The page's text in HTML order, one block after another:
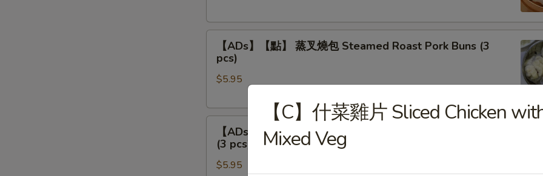
Shrimp
Dumpling
pcs)
【ADs】
【點】
包
Steamed
Roast
Pork
Buns
【ADs】【點】 蒸叉燒包 Steamed Roast Pork Buns (3
pcs)
$5.95
【ADs】
【點】【ADs】【點】蒸鲜竹卷 Steamed Bean Curd Meat Rolls
(3 pcs)
$5.95
【C】什菜雞片 Sliced Chicken
Mixed Veg